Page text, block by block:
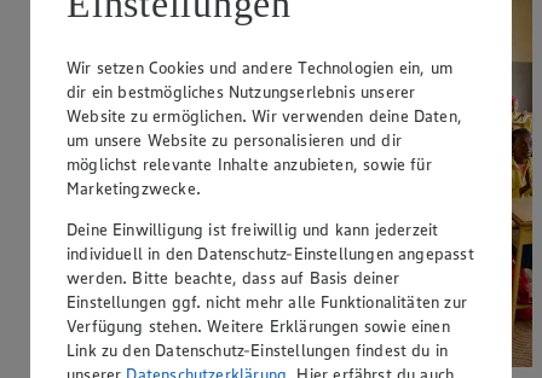
Wir setzen Cookies und andere Technologien ein, um
dir ein bestmögliches Nutzungserlebnis unserer
Website zu ermöglichen. Wir verwenden deine Daten,
um unsere Website zu personalisieren und dir
möglichst relevante Inhalte anzubieten, sowie für
Marketingzwecke.
Deine Einwilligung ist freiwillig und kann jederzeit
individuell in den Datenschutz-Einstellungen angepasst
werden. Bitte beachte, dass auf Basis deiner
Einstellungen ggf. nicht mehr alle Funktionalitäten zur
Verfügung stehen. Weitere Erklärungen sowie einen
Link zu den Datenschutz-Einstellungen findest du in